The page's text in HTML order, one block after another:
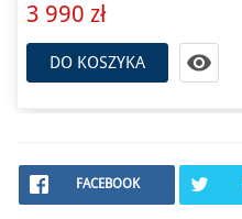
3 990 zł
DO KOSZYKA 
FACEBOOK